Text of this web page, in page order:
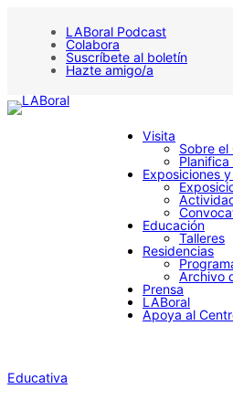
LABoral Podcast
Colabora
Suscríbete al boletín
Hazte amigo/a
Visita
Sobre el
Exposiciones
Educación
Talleres
Residencias
Archivo
Prensa
LABoral
Apoya al
Educativa